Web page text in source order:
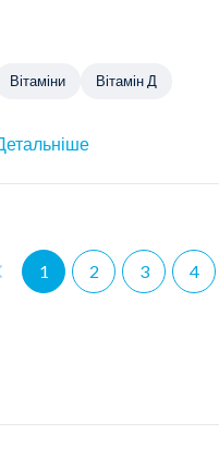
Вітаміни Вітамін Д
1 2 3 4